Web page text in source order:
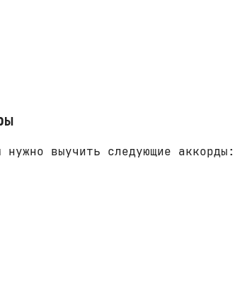
выучить следующие аккорды: